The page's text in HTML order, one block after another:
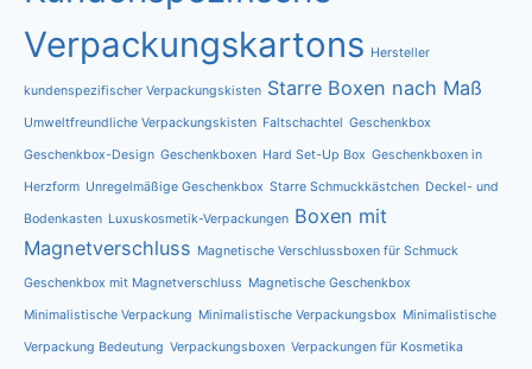
Verpackungskartons Hersteller
kundenspezifischer Verpackungskisten Starre Boxen nach Maß
Umweltfreundliche Verpackungskisten Faltschachtel Geschenkbox
Geschenkbox-Design Geschenkboxen Hard Set-Up Box Geschenkboxen in
Herzform Unregelmäßige Geschenkbox Starre Schmuckkästchen Deckel- und
Bodenkasten Luxuskosmetik-Verpackungen Boxen mit
Magnetverschluss Magnetische Verschlussboxen für Schmuck
Geschenkbox mit Magnetverschluss Magnetische Geschenkbox
Minimalistische Verpackung Minimalistische Verpackungsbox Minimalistische
Verpackung Bedeutung Verpackungsboxen Verpackungen für Kosmetika